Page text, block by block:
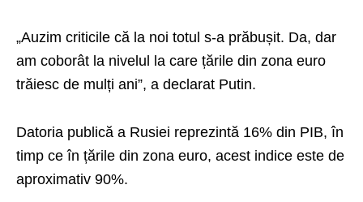
„Auzim criticile că la noi totul s-a prăbușit. Da, dar
am coborât la nivelul la care țările din zona euro
trăiesc de mulți ani”, a declarat Putin.
Datoria publică a Rusiei reprezintă 16% din PIB, în
timp ce în țările din zona euro, acest indice este de
aproximativ 90%.